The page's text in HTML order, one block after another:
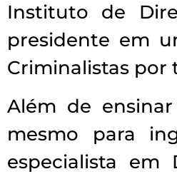
Instituto de
presidente em
Criminalistas por
Além de
mesmo para
especialista